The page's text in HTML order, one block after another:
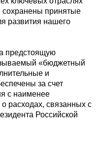
принятые
развития нашего
предстоящую
«бюджетный
и
за счет
с наименее
о расходах, связанных с
Российской